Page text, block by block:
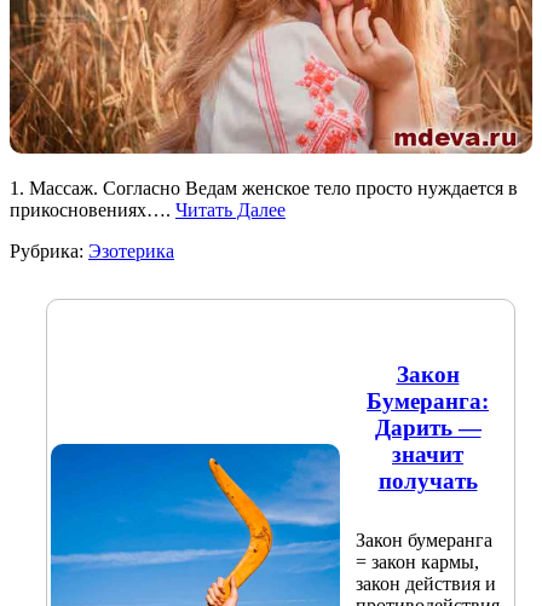
1. Массаж. Согласно Ведам женское тело просто нуждается в
прикосновениях…. Читать Далее
Рубрика: Эзотерика
Закон
Бумеранга:
Дарить —
значит
получать
Закон бумеранга
= закон кармы,
закон действия и